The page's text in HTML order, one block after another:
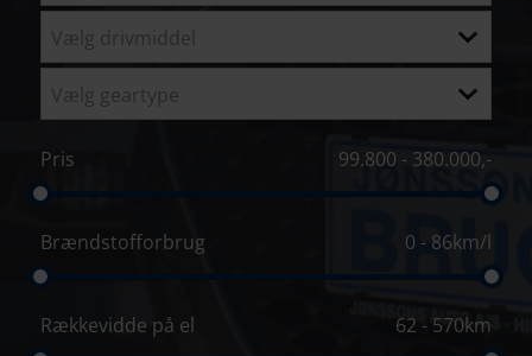
Vælg drivmiddel
Vælg geartype
Pris 99.800 - 380.000,-
Brændstofforbrug 0 - 86km/l
Rækkevidde på el 62 - 570km